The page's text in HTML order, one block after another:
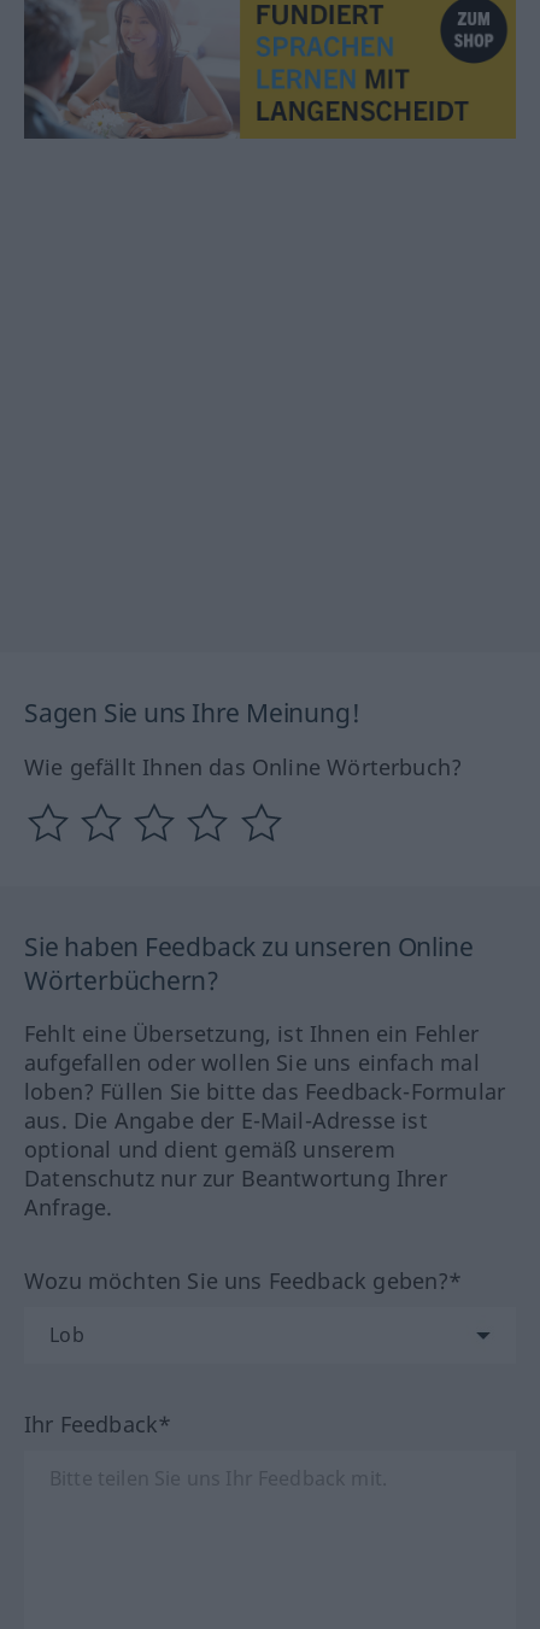
Sagen Sie uns Ihre Meinung!
Wie gefällt Ihnen das Online Wörterbuch?
Sie haben Feedback zu unseren Online
Wörterbüchern?
Fehlt eine Übersetzung, ist Ihnen ein Fehler
aufgefallen oder wollen Sie uns einfach mal
loben? Füllen Sie bitte das Feedback-Formular
aus. Die Angabe der E-Mail-Adresse ist
optional und dient gemäß unserem
Datenschutz nur zur Beantwortung Ihrer
Anfrage.
Wozu möchten Sie uns Feedback geben?*
Ihr Feedback*